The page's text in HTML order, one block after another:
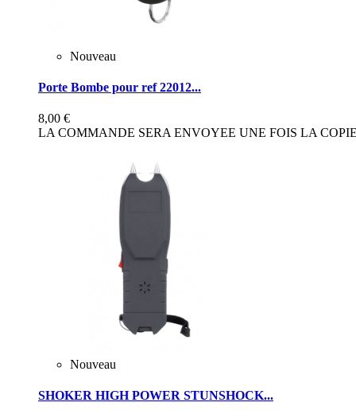
Nouveau
Porte Bombe pour ref 22012...
8,00 €
LA COMMANDE SERA ENVOYEE UNE FOIS LA
Nouveau
SHOKER HIGH POWER STUNSHOCK...